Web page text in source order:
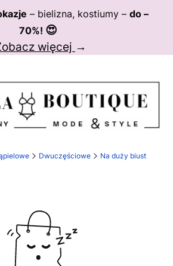
– bielizna, kostiumy – do –
70%! 😍
więcej →
Dwuczęściowe Na duży biust